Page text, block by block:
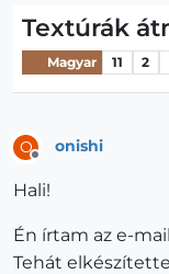
Textúrák
Magyar 11 2
O onishi
Hali!
Én írtam az e-
Tehát